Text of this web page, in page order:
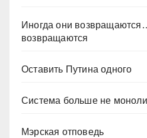
Иногда они
возвращаются
Оставить Путина одного
Система больше не
Мэрская отповедь